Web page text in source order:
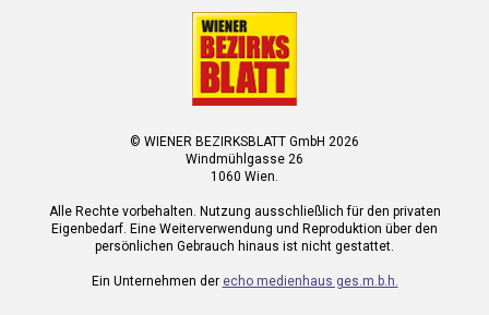
© WIENER BEZIRKSBLATT GmbH 2026
Windmühlgasse 26
1060 Wien.
Alle Rechte vorbehalten. Nutzung ausschließlich für den privaten
Eigenbedarf. Eine Weiterverwendung und Reproduktion über den
persönlichen Gebrauch hinaus ist nicht gestattet.
Ein Unternehmen der echo medienhaus ges.m.b.h.